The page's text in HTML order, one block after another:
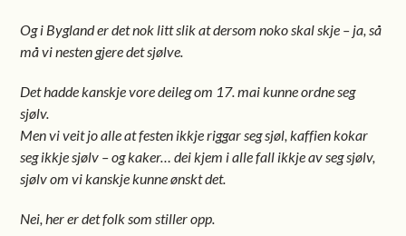
Og i Bygland er det nok litt slik at dersom noko skal skje – ja, så
må vi nesten gjere det sjølve.
Det hadde kanskje vore deileg om 17. mai kunne ordne seg
sjølv.
Men vi veit jo alle at festen ikkje riggar seg sjøl, kaffien kokar
seg ikkje sjølv – og kaker… dei kjem i alle fall ikkje av seg sjølv,
sjølv om vi kanskje kunne ønskt det.
Nei, her er det folk som stiller opp.